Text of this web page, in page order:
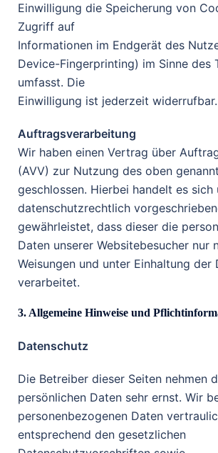
Einwilligung die Speicherung von
Zugriff auf
Informationen im Endgerät des
Device-Fingerprinting) im Sinne des
umfasst. Die
Einwilligung ist jederzeit widerrufbar.
Auftragsverarbeitung
Wir haben einen Vertrag über
(AVV) zur Nutzung des oben
geschlossen. Hierbei handelt es sich
datenschutzrechtlich
gewährleistet, dass dieser die
Daten unserer Websitebesucher nur
Weisungen und unter Einhaltung der
verarbeitet.
3. Allgemeine Hinweise und
Datenschutz
Die Betreiber dieser Seiten nehmen
persönlichen Daten sehr ernst. Wir
personenbezogenen Daten
entsprechend den gesetzlichen